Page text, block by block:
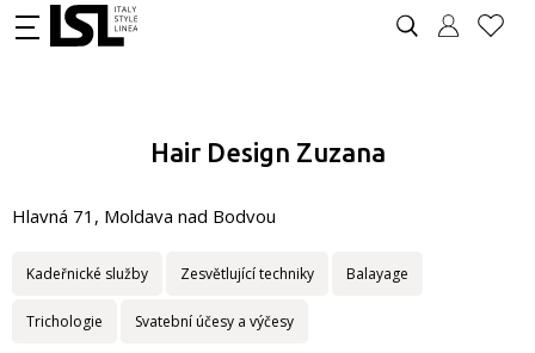
Hair Design Zuzana
Hlavná 71, Moldava nad Bodvou
Kadeřnické služby Zesvětlující techniky Balayage
Trichologie Svatební účesy a výčesy